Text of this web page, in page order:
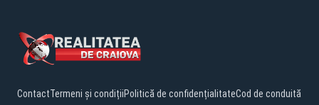
ContactTermeni și condițiiPolitică de confidențialitateCod de conduită